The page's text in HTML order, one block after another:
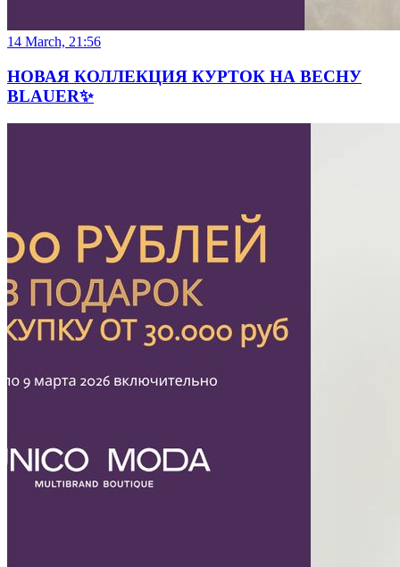
14 March, 21:56
НОВАЯ КОЛЛЕКЦИЯ КУРТОК НА ВЕСНУ
BLAUER✨